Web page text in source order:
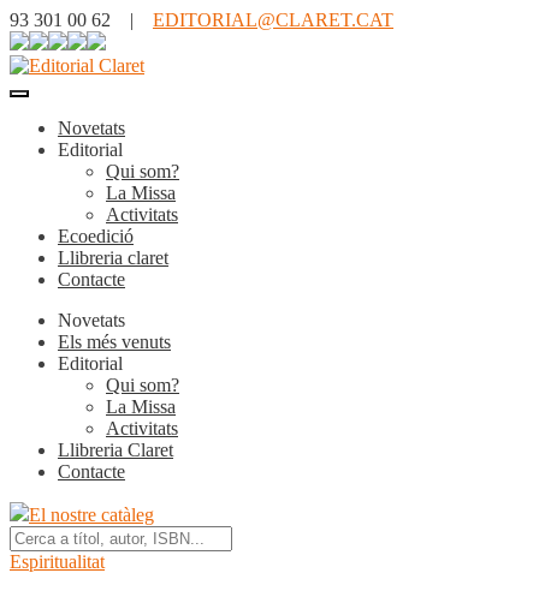
93 301 00 62 | EDITORIAL@CLARET.CAT
Novetats
Editorial
Qui som?
La Missa
Activitats
Ecoedició
Llibreria claret
Contacte
Novetats
Els més venuts
Editorial
Qui som?
La Missa
Activitats
Llibreria Claret
Contacte
El nostre catàleg
Espiritualitat